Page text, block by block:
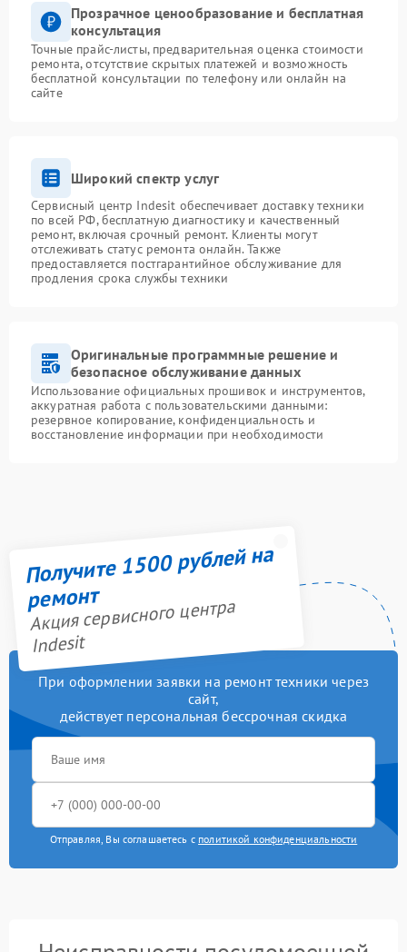
Прозрачное ценообразование и бесплатная
консультация
Точные прайс-листы, предварительная оценка стоимости
ремонта, отсутствие скрытых платежей и возможность
бесплатной консультации по телефону или онлайн на
сайте
Широкий спектр услуг
Сервисный центр Indesit обеспечивает доставку техники
по всей РФ, бесплатную диагностику и качественный
ремонт, включая срочный ремонт. Клиенты могут
отслеживать статус ремонта онлайн. Также
предоставляется постгарантийное обслуживание для
продления срока службы техники
Оригинальные программные решение и
безопасное обслуживание данных
Использование официальных прошивок и инструментов,
аккуратная работа с пользовательскими данными:
резервное копирование, конфиденциальность и
восстановление информации при необходимости
Получите 1500 рублей на
ремонт
Акция сервисного центра
Indesit
При оформлении заявки на ремонт техники через
сайт,
действует персональная бессрочная скидка
Отправляя, Вы соглашаетесь с политикой конфиденциальности